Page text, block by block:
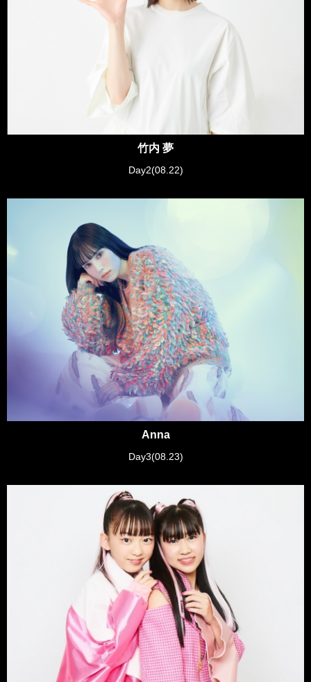
竹内 夢
Day2(08.22)
Anna
Day3(08.23)